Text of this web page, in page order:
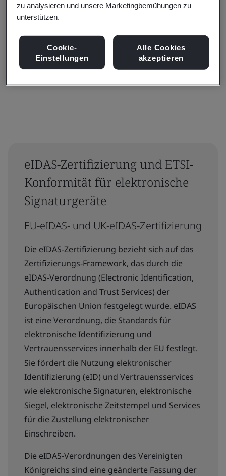
Filtern nach:
Zurücksetzen Einreichen
eIDAS-Zertifizierung und ETSI-
Konformität für elektronische
Signaturgeräte
EU-eIDAS- und UK-eIDAS-Zertifizierung
Die eIDAS-Zertifizierung bezieht sich auf das
Zertifizierungs-Framework, das durch die
eIDAS-Verordnung (Electronic Identification,
Authentication and Trust Services) der
Europäischen Union festgelegt wurde. eIDAS
ist eine Verordnung, die Standards für
elektronische Identifizierung und
Vertrauensservices innerhalb der EU festlegt.
Sie fördert die Nutzung elektronischer
Identifizierung (eID) und Vertrauensservices
wie elektronische Signaturen, elektronische
Siegel, elektronische Zeitstempel und Services
für die Zustellung elektronischer
Einschreiben.
Die eIDAS-Verordnungen des Vereinigten
Königreichs sind eine geänderte Fassung der
zu analysieren und unsere Marketingbemühungen zu
unterstützen.
Cookie-
Einstellungen
Alle Cookies
akzeptieren